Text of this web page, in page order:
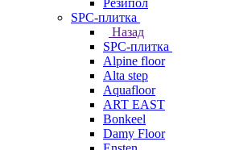
Резипол
SPC-плитка
Назад
SPC-плитка
Alpine floor
Alta step
Aquafloor
ART EAST
Bonkeel
Damy Floor